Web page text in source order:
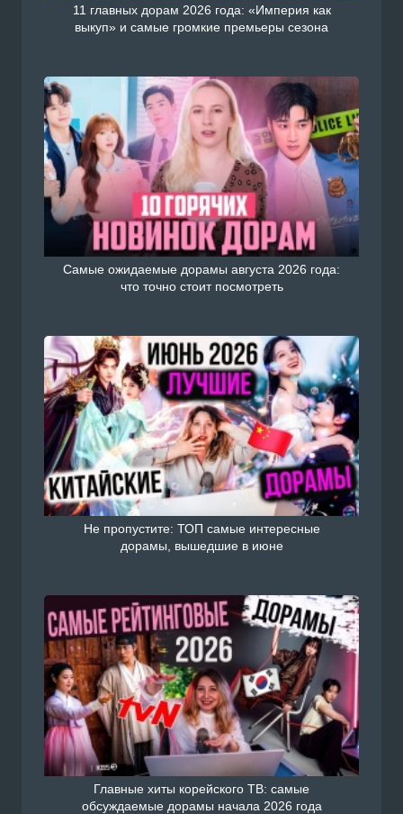
11 главных дорам 2026 года: «Империя как
выкуп» и самые громкие премьеры сезона
Самые ожидаемые дорамы августа 2026 года:
что точно стоит посмотреть
Не пропустите: ТОП самые интересные
дорамы, вышедшие в июне
Главные хиты корейского ТВ: самые
обсуждаемые дорамы начала 2026 года